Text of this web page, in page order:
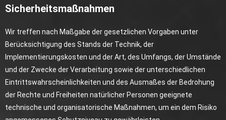
Sicherheitsmaßnahmen
Wir treffen nach Maßgabe der gesetzlichen Vorgaben unter
Berücksichtigung des Stands der Technik, der
Implementierungskosten und der Art, des Umfangs, der Umstände
und der Zwecke der Verarbeitung sowie der unterschiedlichen
Eintrittswahrscheinlichkeiten und des Ausmaßes der Bedrohung
der Rechte und Freiheiten natürlicher Personen geeignete
technische und organisatorische Maßnahmen, um ein dem Risiko